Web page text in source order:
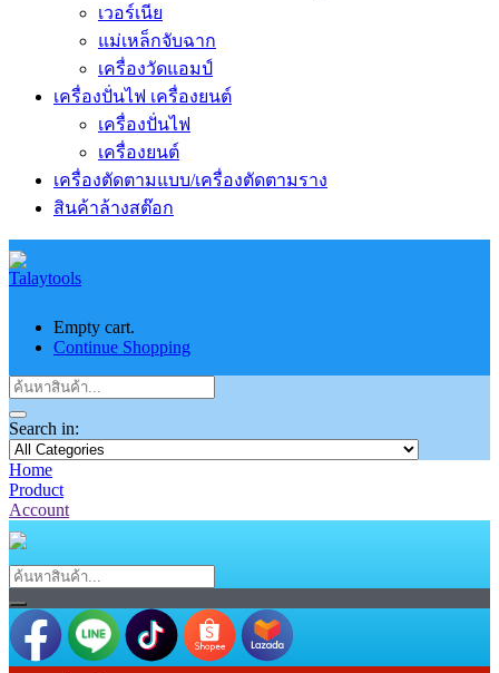
เวอร์เนีย
แม่เหล็กจับฉาก
เครื่องวัดแอมป์
เครื่องปั่นไฟ เครื่องยนต์
เครื่องปั่นไฟ
เครื่องยนต์
เครื่องตัดตามแบบ/เครื่องตัดตามราง
สินค้าล้างสต๊อก
Empty cart.
Continue Shopping
Search in:
Home
Product
Account